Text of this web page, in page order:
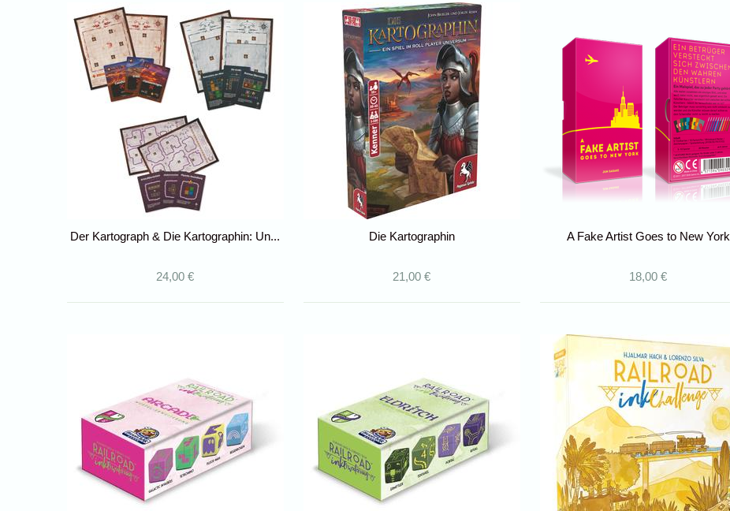
Der Kartograph & Die Kartographin: Un...
24,00 €
Die Kartographin
21,00 €
A Fake Artist Goes to New York
18,00 €